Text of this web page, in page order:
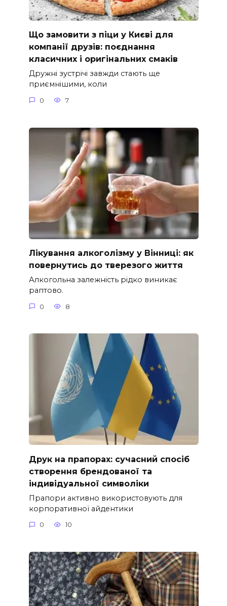
Що замовити з піци у Києві для
компанії друзів: поєднання
класичних і оригінальних смаків
Дружні зустрічі завжди стають ще
приємнішими, коли
0 7
Лікування алкоголізму у Вінниці: як
повернутись до тверезого життя
Алкогольна залежність рідко виникає
раптово.
0 8
Друк на прапорах: сучасний спосіб
створення брендованої та
індивідуальної символіки
Прапори активно використовують для
корпоративної айдентики
0 10